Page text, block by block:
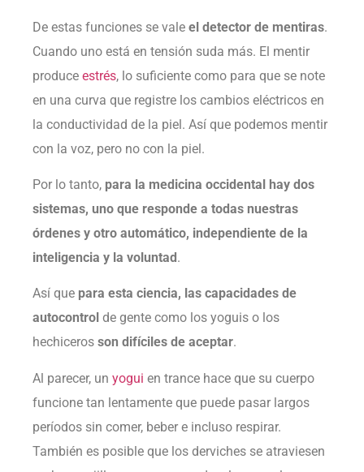
De estas funciones se vale el detector de mentiras.
Cuando uno está en tensión suda más. El mentir
produce estrés, lo suficiente como para que se note
en una curva que registre los cambios eléctricos en
la conductividad de la piel. Así que podemos mentir
con la voz, pero no con la piel.
Por lo tanto, para la medicina occidental hay dos
sistemas, uno que responde a todas nuestras
órdenes y otro automático, independiente de la
inteligencia y la voluntad.
Así que para esta ciencia, las capacidades de
autocontrol de gente como los yoguis o los
hechiceros son difíciles de aceptar.
Al parecer, un yogui en trance hace que su cuerpo
funcione tan lentamente que puede pasar largos
períodos sin comer, beber e incluso respirar.
También es posible que los derviches se atraviesen